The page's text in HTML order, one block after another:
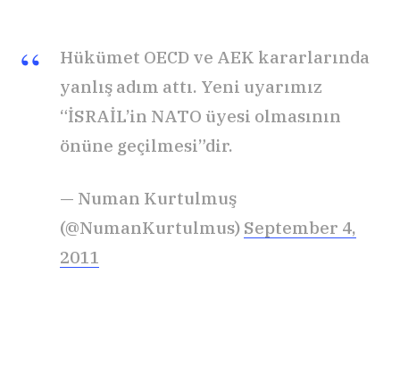
Hükümet OECD ve AEK kararlarında
yanlış adım attı. Yeni uyarımız
“İSRAİL’in NATO üyesi olmasının
önüne geçilmesi”dir.
— Numan Kurtulmuş
(@NumanKurtulmus) September 4,
2011